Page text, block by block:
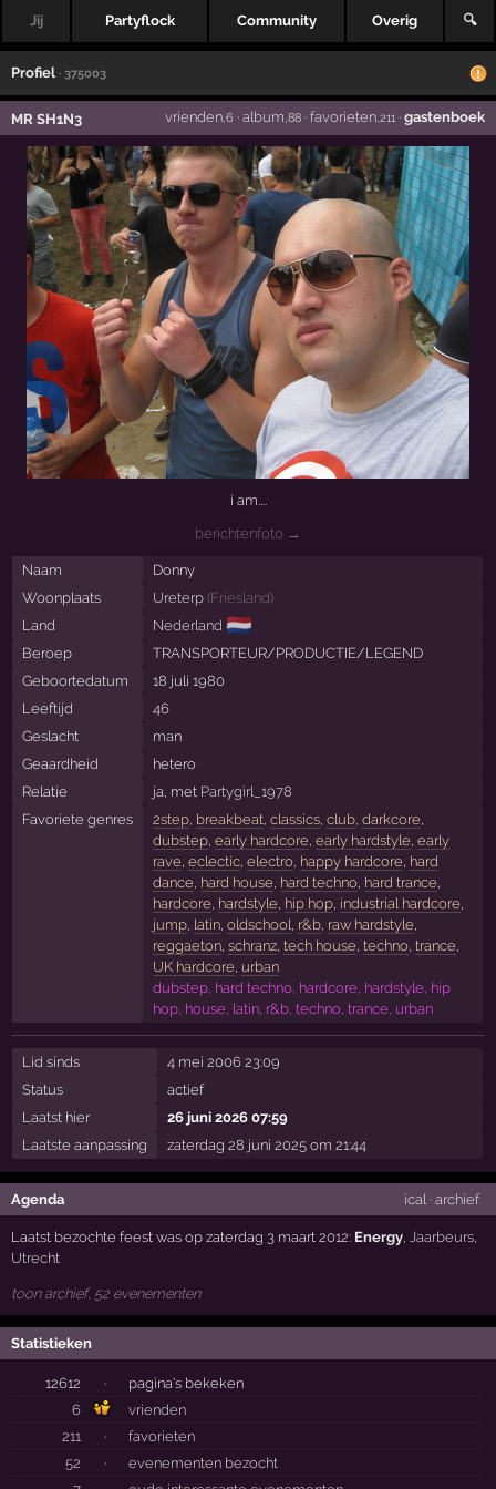
Jij Partyflock Community Overig 🔍
Profiel · 375003
MR SH1N3 vrienden,6 · album ,88· favorieten,211· gastenboek
i am....
berichtenfoto →
Naam
Donny
Woonplaats
Ureterp (Friesland)
Land
Nederland 🇳🇱
Beroep
TRANSPORTEUR/PRODUCTIE/LEGEND
Geboortedatum
18 juli 1980
Leeftijd
46
Geslacht
man
Geaardheid
hetero
Relatie
ja, met Partygirl_1978
Favoriete genres
2step, breakbeat, classics, club, darkcore
dubstep, early hardcore early hardstyle early
rave eclectic, electro, happy hardcore hard
dance hard house hard techno, hard trance
hardcore hardstyle hip hop, industrial hardcore
jump, latin, oldschool r&b, raw hardstyle
reggaeton, schranz, tech house techno, trance
UK hardcore urban
dubstep, hard techno, hardcore, hardstyle, hip
hop, house, latin, r&b, techno, trance, urban
Lid sinds
4 mei 2006 23:09
Status
actief
Laatst hier
26 juni 2026 07:59
Laatste aanpassing
zaterdag 28 juni 2025 om 21:44
Agenda ical· archief
Laatst bezochte feest was op zaterdag 3 maart 2012: Energy,Jaarbeurs,
Utrecht
toon archief, 52 evenementen
Statistieken
12612 ·
pagina's bekeken
6
vrienden
211
·
favorieten
52
·
evenementen bezocht